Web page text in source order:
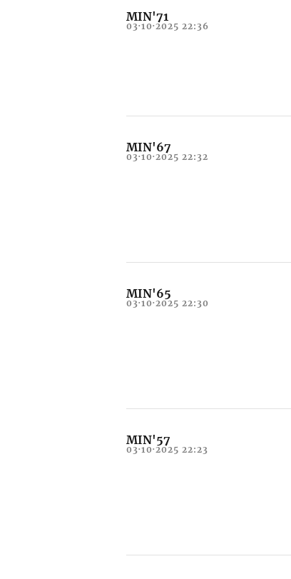
MIN'71
03·10·2025 22:36
MIN'67
03·10·2025 22:32
MIN'65
03·10·2025 22:30
MIN'57
03·10·2025 22:23